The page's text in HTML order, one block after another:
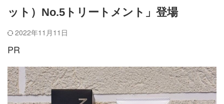
ット）No.5トリートメント」登場
2022年11月11日
PR